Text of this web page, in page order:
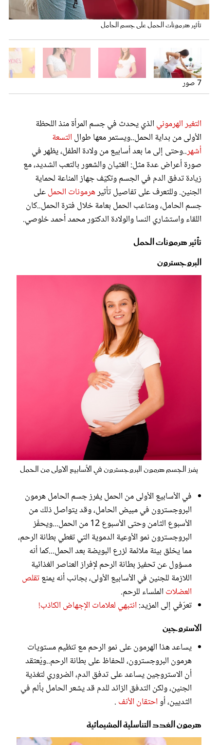
تأثير هرمونات الحمل على جسم الحامل
تأثير الهرمونات على جسم الحامل
سوء التغذية سبب لتساقط الشعر
تأثير الهرمونات على جسم الحامل
حامل في شهورها الأخيرة
تعب وإرهاق الحامل لنقص الحديد
تعب وإرهاق الحامل لنقص اليود والحديد
7 صور
التغير الهرموني الذي يحدث في جسم المرأة منذ اللحظة
الأولى من بداية الحمل..ويستمر معها طوال التسعة
أشهر..وحتى إلى ما بعد أسابيع من ولادة الطفل، يظهر في
صورة أعراض عدة مثل: الغثيان والشعور بالتعب الشديد، مع
زيادة تدفق الدم في الجسم وتكيّف جهاز المناعة لحماية
الجنين. وللتعرف على تفاصيل تأثيرهرمونات الحملعلى
جسم الحامل، ومتاعب الحمل بعامة خلال فترة الحمل..كان
اللقاء واستشاري النسا والولادة الدكتور محمد أحمد خلوصي.
تأثير هرمونات الحمل
البروجسترون
يفرز الجسم هرمون البروجسترون في الأسابيع الاولى من الحمل
في الأسابيع الأولى من الحمل يفرز جسم الحامل هرمون
البروجسترون في مبيض الحامل، وقد يتواصل ذلك من
الأسبوع الثامن وحتى الأسبوع 12 من الحمل...ويحفّز
البروجسترون نمو الأوعية الدموية التي تغطي بطانة الرحم،
مما يخلق بيئة ملائمة لزرع البويضة بعد الحمل...كما أنه
مسؤول عن تحفيز بطانة الرحم لإفراز العناصر الغذائية
اللازمة للجنين في الأسابيع الأولى، بجانب أنه يمنعتقلص
العضلات الملساء للرحم.
تعرّفي إلى المزيد: انتبهي لعلامات الإجهاض الكاذب!
الاستروجين
يساعد هذا الهرمون على نمو الرحم مع تنظيم مستويات
هرمون البروجسترون، للحفاظ على بطانة الرحم..ويُعتقد
أن الاستروجين يساعد على تدفق الدم، الضروري لتغذية
الجنين، ولكن التدفق الزائد للدم قد يشعر الحامل بألم في
الثديين، أواحتقان الأنف .
هرمون الغدد التناسلية المشيمائية
عروس سيدتي
مجلة سيدتي
غلاف رفمي